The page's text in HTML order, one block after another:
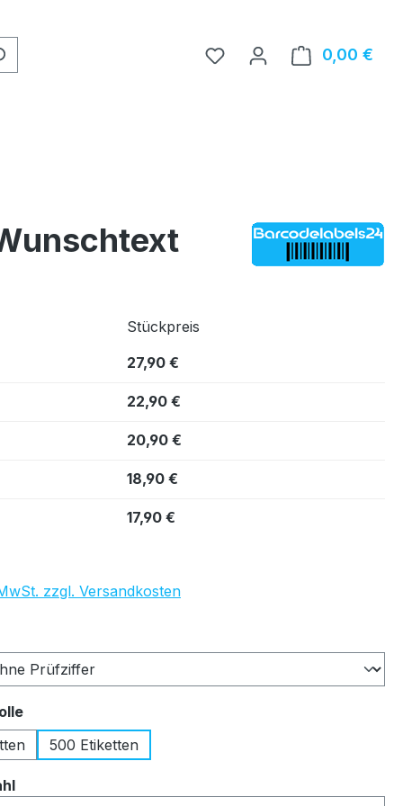
0,00 €
Stückpreis
27,90 €
22,90 €
20,90 €
18,90 €
17,90 €
zzgl. Versandkosten
auswählen
500 Etiketten
auswählen